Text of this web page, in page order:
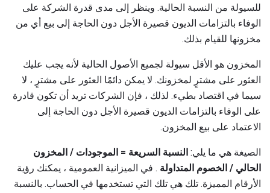
للسيولة من النسبة الحالية. وينظر إلى مدى قدرة الشركة على
الوفاء بالتزامات الديون قصيرة الأجل دون الحاجة إلى بيع أي من
مخزونها للقيام بذلك.
المخزون هو الأقل سيولة لجميع الأصول الحالية لأنه يجب عليك
العثور على مشترٍ لمخزونك. لا يمكن دائمًا العثور على مشترٍ ، لا
سيما في اقتصاد بطيء. لذلك ، فإن الشركات تريد أن تكون قادرة
على الوفاء بالتزامات الديون قصيرة الأجل دون الحاجة إلى
الاعتماد على بيع المخزون.
الصيغة هي ما يلي: النسبة السريعة = الموجودات / المخزون
الحالي / الخصوم المتداولة . في الميزانية العمومية ، يمكنك رؤية
الأرقام المميزة. تلك هي تلك التي تستخدمها في الحساب. بالنسبة